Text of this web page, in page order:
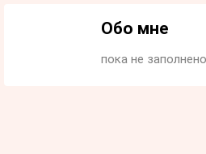
Обо мне
пока не заполнено